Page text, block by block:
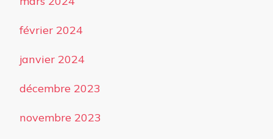
février 2024
janvier 2024
décembre 2023
novembre 2023